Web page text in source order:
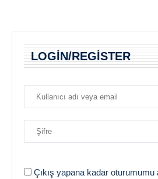
LOGIN/REGISTER
Çıkış yapana kadar oturumumu